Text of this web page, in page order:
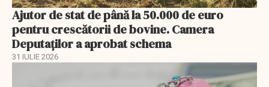
Ajutor de stat de până la 50.000 de euro
pentru crescătorii de bovine. Camera
Deputaților a aprobat schema
31 IULIE 2026